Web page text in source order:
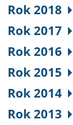
Rok 2018
Rok 2017
Rok 2016
Rok 2015
Rok 2014
Rok 2013